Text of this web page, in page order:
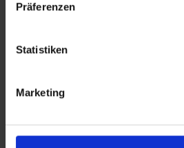
Präferenzen
Statistiken
Marketing
eine Dusche - ideale
Frau Claudia Baumann
Telefon: +49 89 749830-16